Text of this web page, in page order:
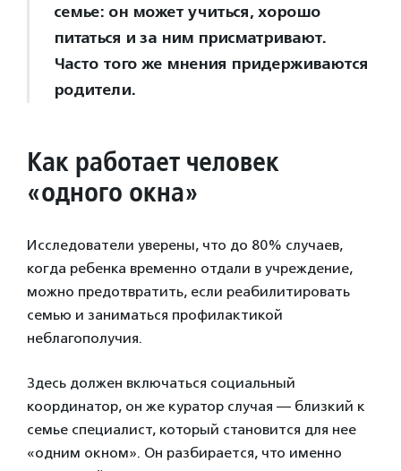
семье: он может учиться, хорошо
питаться и за ним присматривают.
Часто того же мнения придерживаются
родители.
Как работает человек
«одного окна»
Исследователи уверены, что до 80% случаев,
когда ребенка временно отдали в учреждение,
можно предотвратить, если реабилитировать
семью и заниматься профилактикой
неблагополучия.
Здесь должен включаться социальный
координатор, он же куратор случая — близкий к
семье специалист, который становится для нее
«одним окном». Он разбирается, что именно